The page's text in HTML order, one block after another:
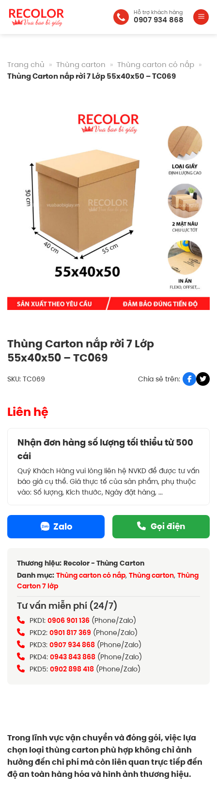
Bỏ
qua
Hỗ trợ khách hàng
0907 934 868
Trang chủ » Thùng carton » Thùng carton có nắp »
Thùng Carton nắp rời 7 Lớp 55x40x50 – TC069
Thùng Carton nắp rời 7 Lớp
55x40x50 – TC069
SKU: TC069 Chia sẻ trên:
Liên hệ
Nhận đơn hàng số lượng tối thiểu từ 500
cái
Quý Khách Hàng vui lòng liên hệ NVKD để được tư vấn
báo giá cụ thể. Giá thực tế của sản phẩm, phụ thuộc
vào: Số lượng, Kích thước, Ngày đặt hàng, ...
Zalo Gọi điện
Thương hiệu: Recolor - Thùng Carton
Danh mục: Thùng carton có nắp, Thùng carton, Thùng
Carton 7 lớp
Tư vấn miễn phí (24/7)
PKD1: 0906 901 136 (Phone/Zalo)
PKD2: 0901 817 369 (Phone/Zalo)
PKD3: 0907 934 868 (Phone/Zalo)
PKD4: 0943 843 868 (Phone/Zalo)
PKD5: 0902 898 418 (Phone/Zalo)
Trong lĩnh vực vận chuyển và đóng gói, việc lựa
chọn loạithùng carton phù hợp không chỉ ảnh
hưởng đến chi phí mà còn liên quan trực tiếp đến
độ an toàn hàng hóa và hình ảnh thương hiệu.